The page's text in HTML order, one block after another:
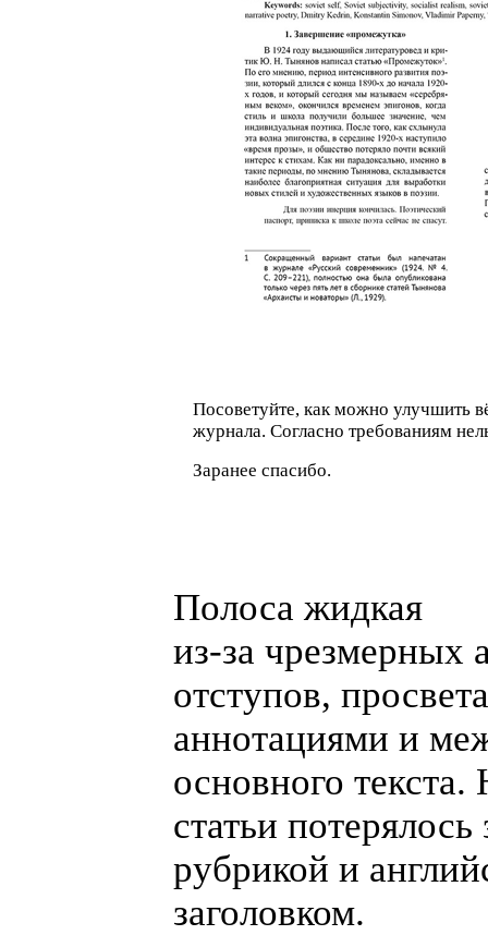
Посоветуйте, как можно улучшить
журнала. Согласно требованиям
Заранее спасибо.
Полоса жидкая
из-за чрезмерных
отступов,
аннотациями и
основного текста.
статьи
рубрикой и
заголовком.